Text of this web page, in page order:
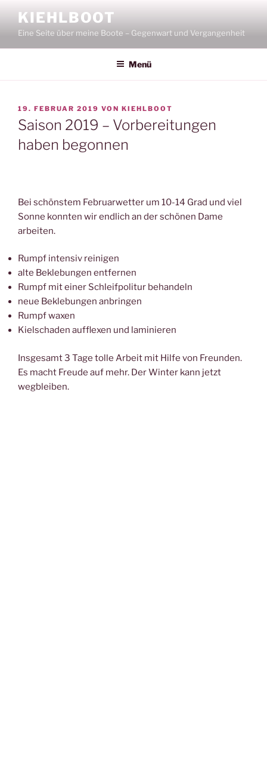
Inhalt
springen
KIEHLBOOT
Eine Seite über meine Boote – Gegenwart und Vergangenheit
Menü
VERÖFFENTLICHT
AM
19. FEBRUAR 2019 VON KIEHLBOOT
Saison 2019 – Vorbereitungen
haben begonnen
Bei schönstem Februarwetter um 10-14 Grad und viel
Sonne konnten wir endlich an der schönen Dame
arbeiten.
Rumpf intensiv reinigen
alte Beklebungen entfernen
Rumpf mit einer Schleifpolitur behandeln
neue Beklebungen anbringen
Rumpf waxen
Kielschaden aufflexen und laminieren
Insgesamt 3 Tage tolle Arbeit mit Hilfe von Freunden.
Es macht Freude auf mehr. Der Winter kann jetzt
wegbleiben.